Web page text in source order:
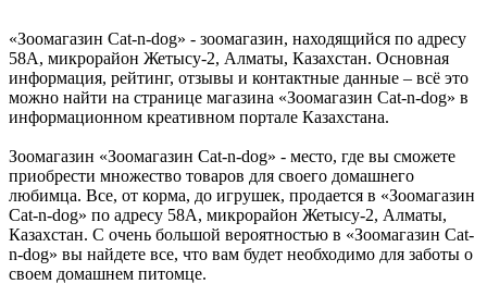
«Зоомагазин Cat-n-dog» - зоомагазин, находящийся по адресу
58А, микрорайон Жетысу-2, Алматы, Казахстан. Основная
информация, рейтинг, отзывы и контактные данные – всё это
можно найти на странице магазина «Зоомагазин Cat-n-dog» в
информационном креативном портале Казахстана.
Зоомагазин «Зоомагазин Cat-n-dog» - место, где вы сможете
приобрести множество товаров для своего домашнего
любимца. Все, от корма, до игрушек, продается в «Зоомагазин
Cat-n-dog» по адресу 58А, микрорайон Жетысу-2, Алматы,
Казахстан. С очень большой вероятностью в «Зоомагазин Cat-
n-dog» вы найдете все, что вам будет необходимо для заботы о
своем домашнем питомце.